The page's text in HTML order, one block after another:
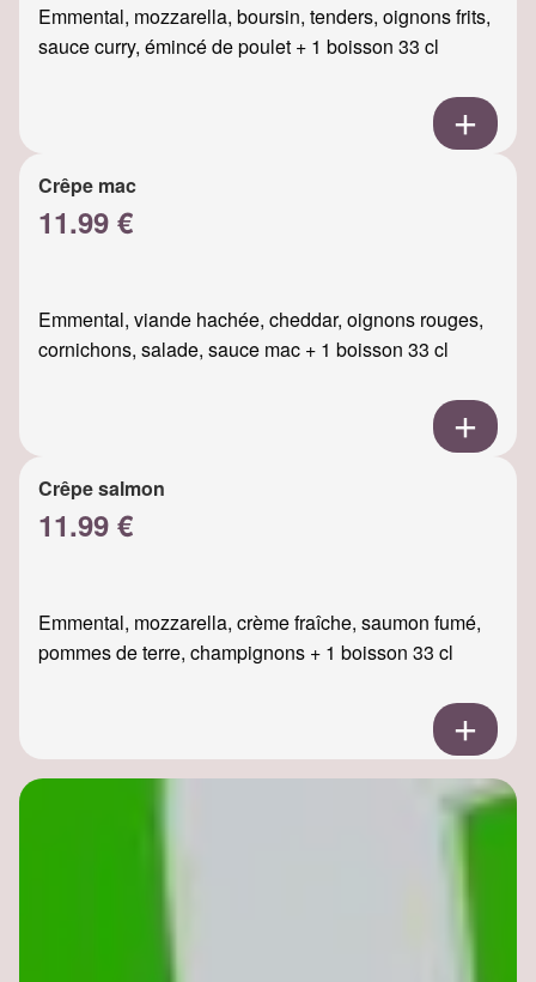
Emmental, mozzarella, boursin, tenders, oignons frits,
sauce curry, émincé de poulet + 1 boisson 33 cl
Crêpe mac
11.99 €
Emmental, viande hachée, cheddar, oignons rouges,
cornichons, salade, sauce mac + 1 boisson 33 cl
Crêpe salmon
11.99 €
Emmental, mozzarella, crème fraîche, saumon fumé,
pommes de terre, champignons + 1 boisson 33 cl